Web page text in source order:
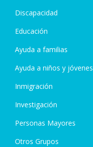
Discapacidad
Educación
Ayuda a familias
Ayuda a niños y jóvenes
Inmigración
Investigación
Personas Mayores
Otros Grupos